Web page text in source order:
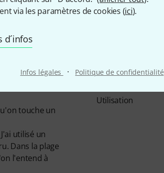
via les paramètres de cookies (ici).
d´infos
Infos légales · Politique de confidentialité
corriger un
Mission
touche un
utilisé un
Dans la plage
l'entend à
Utilisation